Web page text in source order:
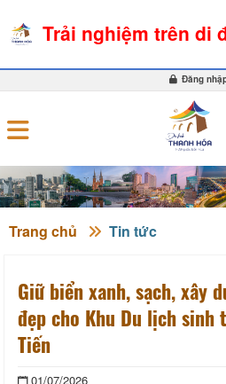
Đăng
Trang chủ Tin tức
Giữ biển xanh, sạch, xây
đẹp cho Khu Du lịch sinh
Tiến
01/07/2026
Trải nghiệm trên di